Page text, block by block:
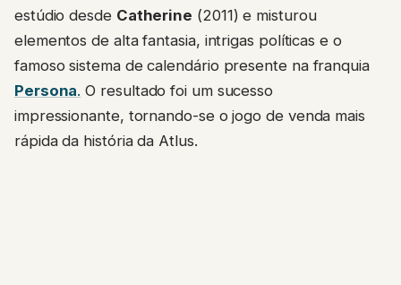
estúdio desde Catherine (2011) e misturou
elementos de alta fantasia, intrigas políticas e o
famoso sistema de calendário presente na franquia
Persona. O resultado foi um sucesso
impressionante, tornando-se o jogo de venda mais
rápida da história da Atlus.